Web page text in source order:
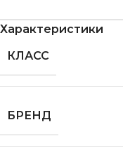
Характеристики
КЛАСС
БРЕНД